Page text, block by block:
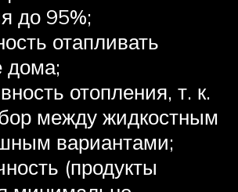
до 95%;
отапливать
дома;
отопления, т. к.
между жидкостным
вариантами;
(продукты